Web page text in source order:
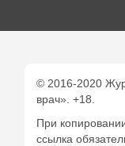
© 2016-2020
врач». +18.
При
ссылка